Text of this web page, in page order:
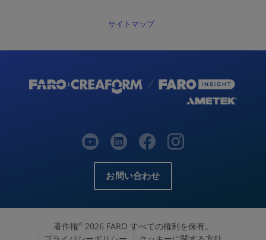
サイトマップ
お問い合わせ
著作権©2026 FARO すべての権利を保有。